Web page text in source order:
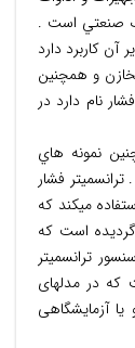
صنعتي است .
آن كاربرد دارد
و همچنين
نام دارد در
نمونه هاي
فشار
میکند که
است که
ترانسمیتر
که در مدلهای
آزمایشگاهی